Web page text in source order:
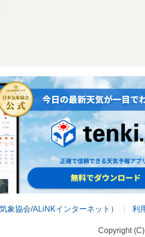
象協会/ALiNKインターネット ） 利
Copyright